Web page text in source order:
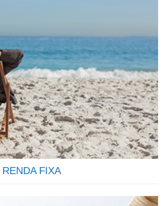
ORDENS E PAGAMENTO
de ordens e recebimentos diversos
seja por pessoas físicas
um dos serviços que oferecemos a
uma empresa especializada em
e no recebimento de ordens do
correntistas de todos os bancos
RENDA FIXA